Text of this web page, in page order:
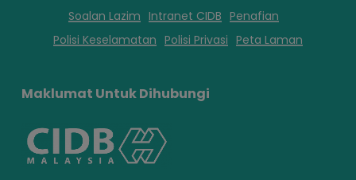
Soalan Lazim Intranet CIDB Penafian
Polisi Keselamatan Polisi Privasi Peta Laman
Maklumat Untuk Dihubungi